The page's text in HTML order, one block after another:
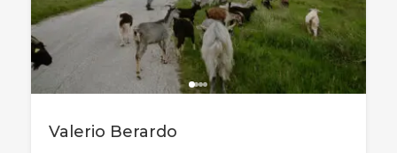
Valerio Berardo